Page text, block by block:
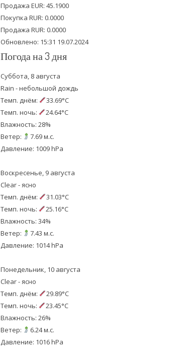
r
o
k
e
Продажа EUR: 45.1900
Покупка RUR: 0.0000
Продажа RUR: 0.0000
Обновлено: 15:31 19.07.2024
Погода на 3 дня
Суббота, 8 августа
Rain - небольшой дождь
Темп. днём:
33.69°C
Темп. ночь:
24.64°C
Влажность: 28%
Ветер:
7.69 м.с.
Давление: 1009 hPa
Воскресенье, 9 августа
Clear - ясно
Темп. днём:
31.03°C
Темп. ночь:
25.16°C
Влажность: 34%
Ветер:
7.43 м.с.
Давление: 1014 hPa
Понедельник, 10 августа
Clear - ясно
Темп. днём:
29.89°C
Темп. ночь:
23.45°C
Влажность: 26%
Ветер:
6.24 м.с.
Давление: 1016 hPa